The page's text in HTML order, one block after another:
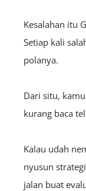
Kesalahan itu
Setiap kali
polanya.
Dari situ,
kurang baca
Kalau udah
nyusun
jalan buat